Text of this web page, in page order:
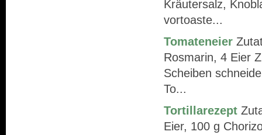
Kräutersalz,
vortoaste...
Tomateneier
Rosmarin, 4 Eier
Scheiben
To...
Tortillarezept
Eier, 100 g